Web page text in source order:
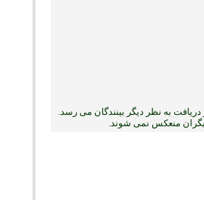
به نظر دیگر بینندگان می رسد.
منعکس نمی ‏شوند.